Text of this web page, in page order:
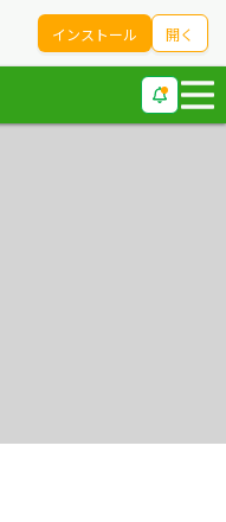
インストール 開く